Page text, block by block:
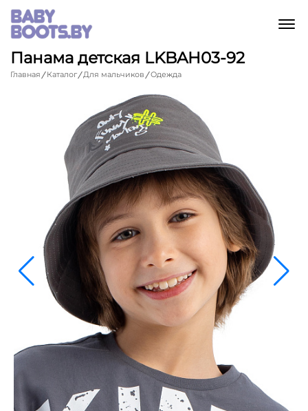
Панама детская LKBAH03-92
Главная Каталог Для мальчиков Одежда